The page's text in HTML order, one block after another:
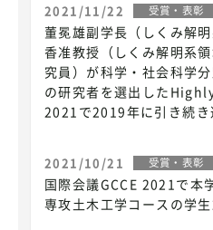
2021/11/22 受賞・表彰
董冕雄副学長（しくみ解
香准教授（しくみ解明系
究員）が科学・社会科学
の研究者を選出した
2021で2019年に引き続き
2021/10/21 受賞・表彰
国際会議GCCE 2021で本
専攻土木工学コースの学